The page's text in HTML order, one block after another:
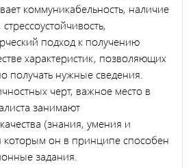
коммуникабельность, наличие
подход к получению
характеристик, позволяющих
получать нужные сведения.
черт, важное место в
занимают
(знания, умения и
которым он в принципе способен
задания.